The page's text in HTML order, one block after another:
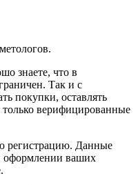
знаете, что в
Так и с
покупки, оставлять
верифицированные
регистрацию. Данные
оформлении ваших